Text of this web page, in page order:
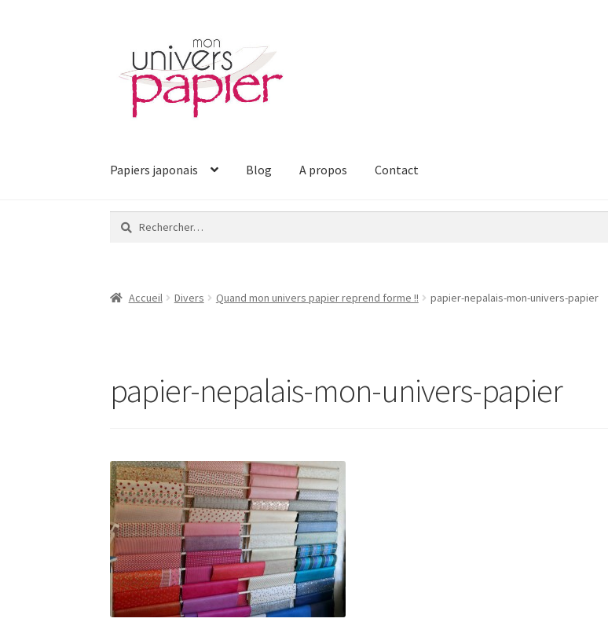
la
navigation
contenu
Papiers japonais Blog A propos Contact
Rechercher :
Accueil Divers Quand mon univers papier reprend forme !! papier-nepalais-mon-univers-papier
papier-nepalais-mon-univers-papier